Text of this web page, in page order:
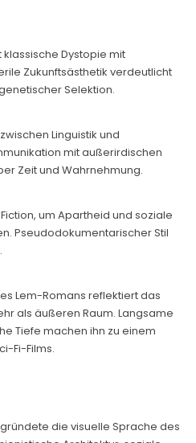
Dystopie mit
Zukunftsästhetik verdeutlicht
Selektion.
Linguistik und
mit außerirdischen
Zeit und Wahrnehmung.
um Apartheid und soziale
Pseudodokumentarischer Stil
Lem-Romans reflektiert das
als äußeren Raum. Langsame
Tiefe machen ihn zu einem
Fi-Films.
die visuelle Sprache des